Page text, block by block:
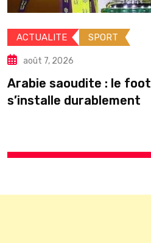
SPORT
: le football